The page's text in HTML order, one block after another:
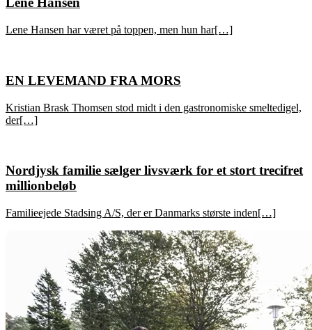
Lene Hansen har været på toppen, men hun har[…]
EN LEVEMAND FRA MORS
Kristian Brask Thomsen stod midt i den gastronomiske smeltedigel,
der[…]
Nordjysk familie sælger livsværk for et stort trecifret
millionbeløb
Familieejede Stadsing A/S, der er Danmarks største inden[…]